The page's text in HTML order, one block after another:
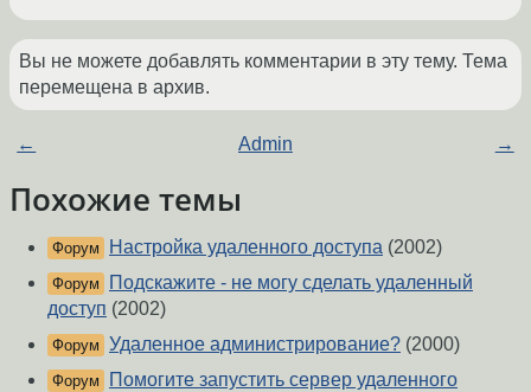
Вы не можете добавлять комментарии в эту тему. Тема
перемещена в архив.
← Admin →
Похожие темы
Форум Настройка удаленного доступа (2002)
Форум
Подскажите - не могу сделать удаленный
доступ (2002)
Форум Удаленное администрирование? (2000)
Форум
Помогите запустить сервер удаленного